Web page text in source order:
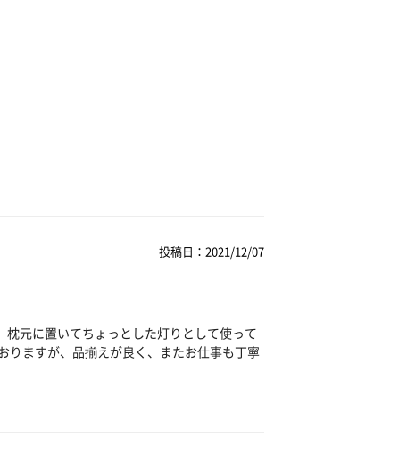
投稿日：2021/12/07
元に置いてちょっとした灯りとして使って
りますが、品揃えが良く、またお仕事も丁寧